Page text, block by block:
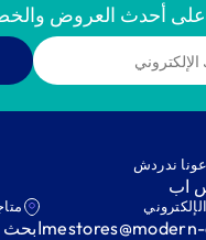
أحدث العروض
ندردش
اب